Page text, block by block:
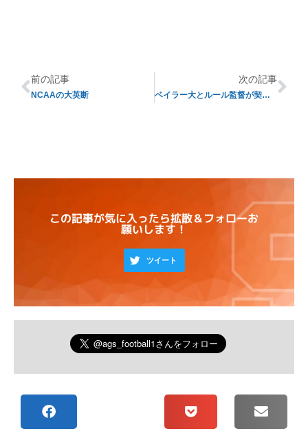
前の記事
NCAAの大英断
次の記事
ベイラー大とルール監督が契約更新
この記事が気に入ったら拡散＆フォローお
願いします！
ツイート